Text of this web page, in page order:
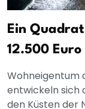
Ein
12.500 Euro
Wohneigentum
entwickeln sich
den Küsten der